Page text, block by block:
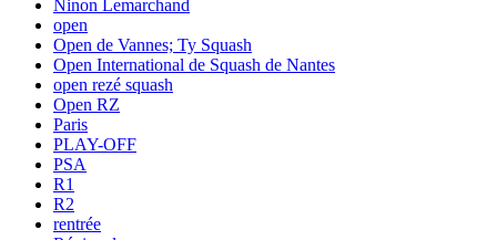
Ninon Lemarchand
open
Open de Vannes; Ty Squash
Open International de Squash de Nantes
open rezé squash
Open RZ
Paris
PLAY-OFF
PSA
R1
R2
rentrée